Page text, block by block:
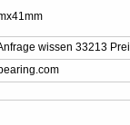
wissen 33213